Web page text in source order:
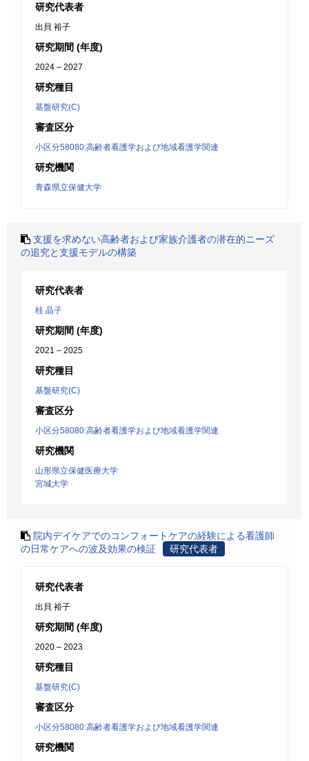
研究代表者
出貝 裕子
研究期間 (年度)
2024 – 2027
研究種目
基盤研究(C)
審査区分
小区分58080:高齢者看護学および地域看護学関連
研究機関
青森県立保健大学
支援を求めない高齢者および家族介護者の潜在的ニーズ
の追究と支援モデルの構築
研究代表者
桂 晶子
研究期間 (年度)
2021 – 2025
研究種目
基盤研究(C)
審査区分
小区分58080:高齢者看護学および地域看護学関連
研究機関
山形県立保健医療大学
宮城大学
院内デイケアでのコンフォートケアの経験による看護師
の日常ケアへの波及効果の検証
研究代表者
研究代表者
出貝 裕子
研究期間 (年度)
2020 – 2023
研究種目
基盤研究(C)
審査区分
小区分58080:高齢者看護学および地域看護学関連
研究機関